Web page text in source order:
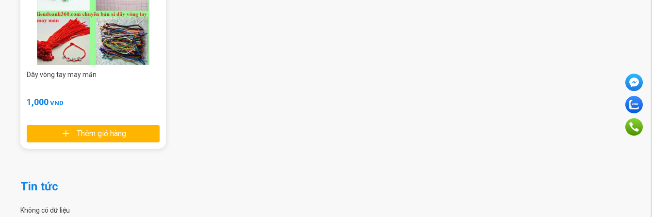
Dây vòng tay may mắn
1,000VND
Thêm giỏ hàng
Tin tức
Không có dữ liệu